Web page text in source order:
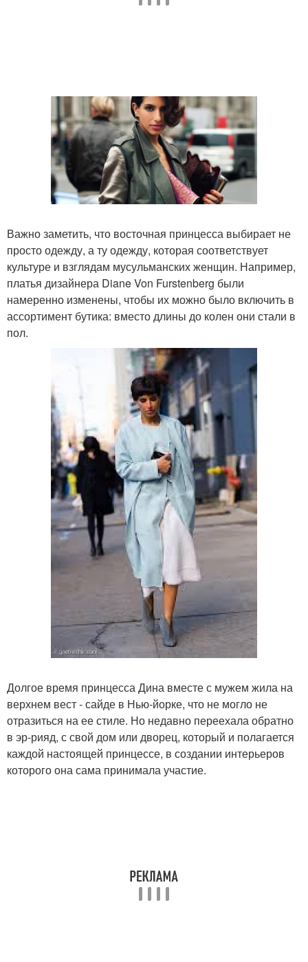
Важно заметить, что восточная принцесса выбирает не
просто одежду, а ту одежду, которая соответствует
культуре и взглядам мусульманских женщин. Например,
платья дизайнера Diane Von Furstenberg были
намеренно изменены, чтобы их можно было включить в
ассортимент бутика: вместо длины до колен они стали в
пол.
Долгое время принцесса Дина вместе с мужем жила на
верхнем вест - сайде в Нью-йорке, что не могло не
отразиться на ее стиле. Но недавно переехала обратно
в эр-рияд, с свой дом или дворец, который и полагается
каждой настоящей принцессе, в создании интерьеров
которого она сама принимала участие.